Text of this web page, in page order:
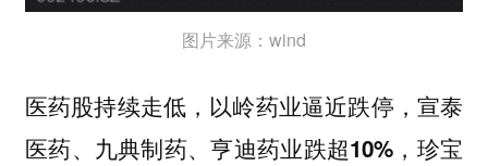
图片来源：wind
医药股持续走低，以岭药业逼近跌停，宣泰
医药、九典制药、亨迪药业跌超10%，珍宝